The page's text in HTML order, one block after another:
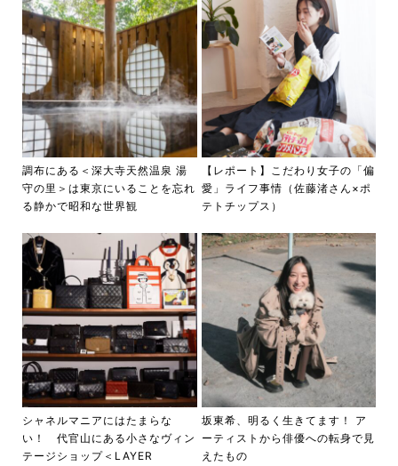
調布にある＜深大寺天然温泉 湯
守の里＞は東京にいることを忘れ
る静かで昭和な世界観
【レポート】こだわり女子の「偏
愛」ライフ事情（佐藤渚さん×ポ
テトチップス）
シャネルマニアにはたまらな
い！ 代官山にある小さなヴィン
テージショップ＜LAYER
坂東希、明るく生きてます！ ア
ーティストから俳優への転身で見
えたもの